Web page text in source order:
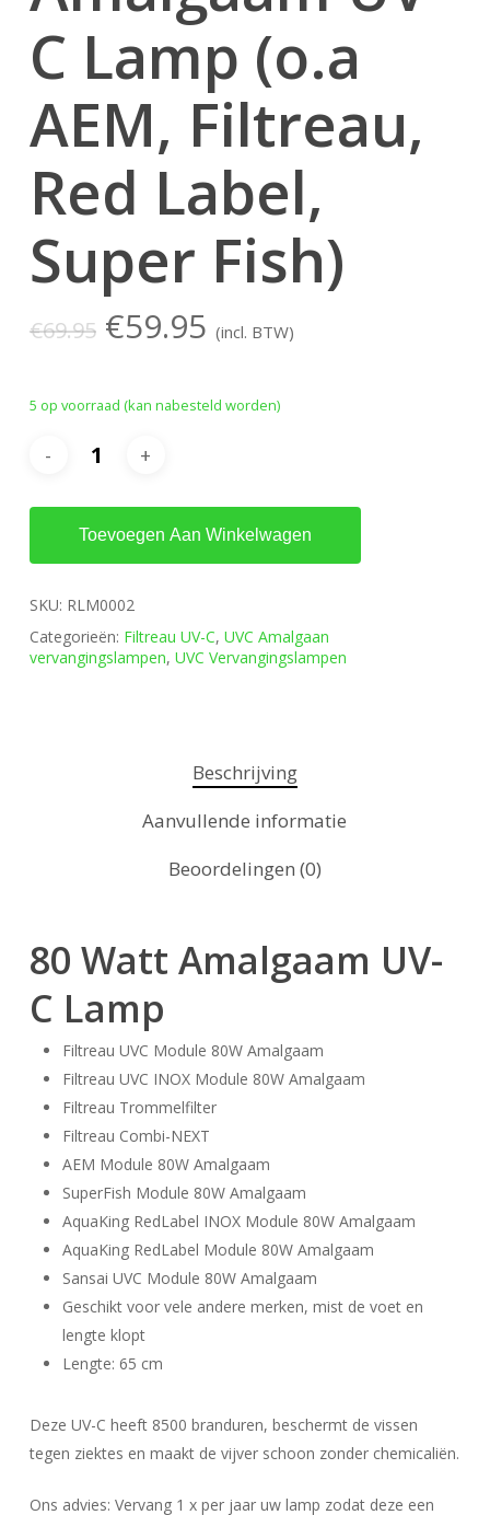
C Lamp (o.a
AEM, Filtreau,
Red Label,
Super Fish)
€69.95 Oorspronkelijke
was:
€69.95.
€59.95Huidige
is:
€59.95.
(incl. BTW)
5 op voorraad (kan nabesteld worden)
Toevoegen Aan Winkelwagen
SKU: RLM0002
Categorieën: Filtreau UV-C, UVC Amalgaan
vervangingslampen, UVC Vervangingslampen
Beschrijving
Aanvullende informatie
Beoordelingen (0)
80 Watt Amalgaam UV-
C Lamp
Filtreau UVC Module 80W Amalgaam
Filtreau UVC INOX Module 80W Amalgaam
Filtreau Trommelfilter
Filtreau Combi-NEXT
AEM Module 80W Amalgaam
SuperFish Module 80W Amalgaam
AquaKing RedLabel INOX Module 80W Amalgaam
AquaKing RedLabel Module 80W Amalgaam
Sansai UVC Module 80W Amalgaam
Geschikt voor vele andere merken, mist de voet en
lengte klopt
Lengte: 65 cm
Deze UV-C heeft 8500 branduren, beschermt de vissen
tegen ziektes en maakt de vijver schoon zonder chemicaliën.
Ons advies: Vervang 1 x per jaar uw lamp zodat deze een